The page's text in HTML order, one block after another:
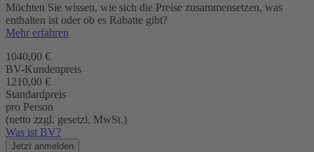
Möchten Sie wissen, wie sich die Preise zusammensetzen, was
enthalten ist oder ob es Rabatte gibt?
Mehr erfahren
1040,00 €
BV-Kundenpreis
1210,00 €
Standardpreis
pro Person
(netto zzgl. gesetzl. MwSt.)
Was ist BV?
Jetzt anmelden